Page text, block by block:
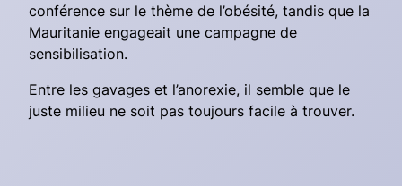
conférence sur le thème de l’obésité, tandis que la
Mauritanie engageait une campagne de
sensibilisation.
Entre les gavages et l’anorexie, il semble que le
juste milieu ne soit pas toujours facile à trouver.